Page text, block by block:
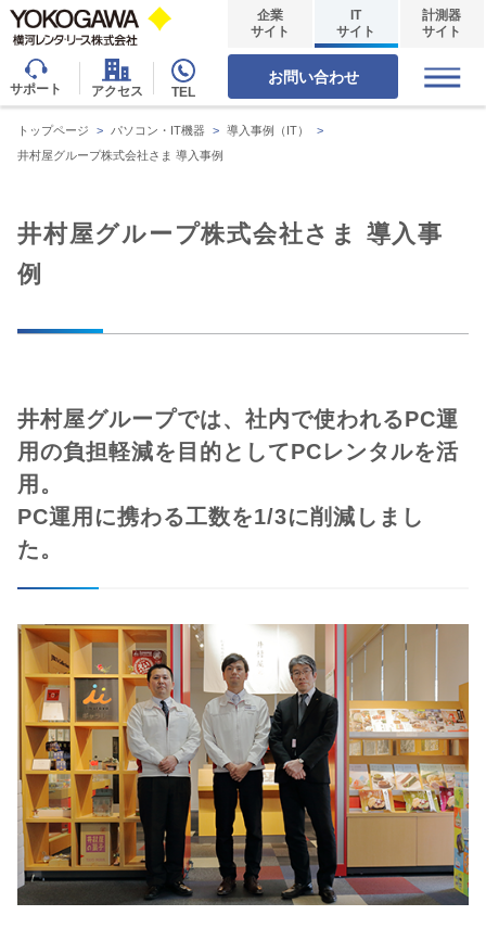
サポート アクセス TEL
企業
サイト
IT
サイト
計測器
サイト
お問い合わせ
トップページ > パソコン・IT機器 > 導入事例（IT）
>
井村屋グループ株式会社さま 導入事例
井村屋グループ株式会社さま 導入事
例
井村屋グループでは、社内で使われるPC運
用の負担軽減を目的としてPCレンタルを活
用。
PC運用に携わる工数を1/3に削減しまし
た。